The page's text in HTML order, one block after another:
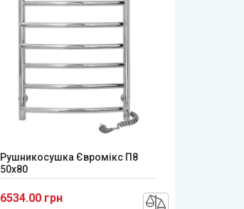
Рушникосушка Євромікс П8
50x80
6534.00 грн